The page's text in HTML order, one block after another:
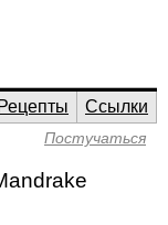
Рецепты
Ссылки
Постучаться